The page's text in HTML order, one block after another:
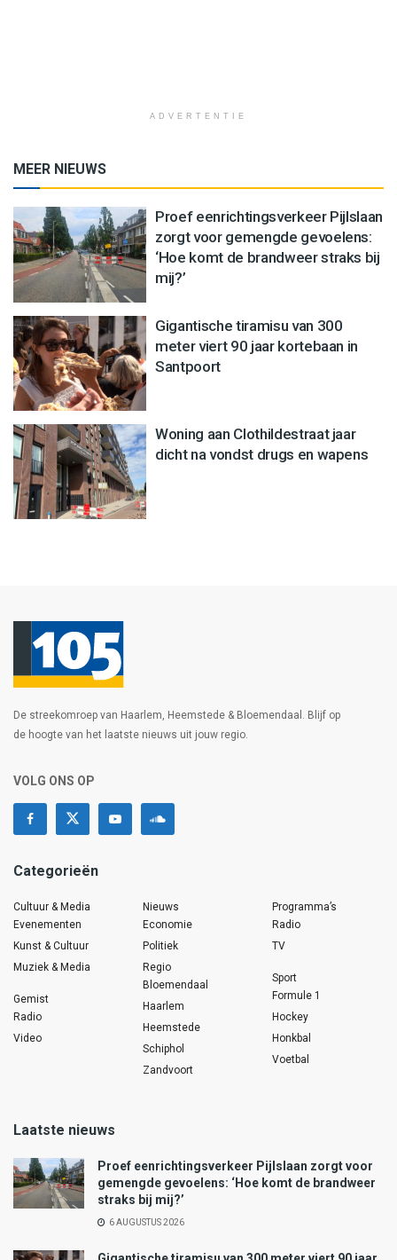
ADVERTENTIE
MEER NIEUWS
Proef eenrichtingsverkeer Pijlslaan
zorgt voor gemengde gevoelens:
‘Hoe komt de brandweer straks bij
mij?’
Gigantische tiramisu van 300
meter viert 90 jaar kortebaan in
Santpoort
Woning aan Clothildestraat jaar
dicht na vondst drugs en wapens
De streekomroep van Haarlem, Heemstede & Bloemendaal. Blijf op
de hoogte van het laatste nieuws uit jouw regio.
VOLG ONS OP
Categorieën
Cultuur & Media
Evenementen
Kunst & Cultuur
Muziek & Media
Gemist
Radio
Video
Nieuws
Economie
Politiek
Regio
Bloemendaal
Haarlem
Heemstede
Schiphol
Zandvoort
Programma’s
Radio
TV
Sport
Formule 1
Hockey
Honkbal
Voetbal
Laatste nieuws
Proef eenrichtingsverkeer Pijlslaan zorgt voor
gemengde gevoelens: ‘Hoe komt de brandweer
straks bij mij?’
6 AUGUSTUS 2026